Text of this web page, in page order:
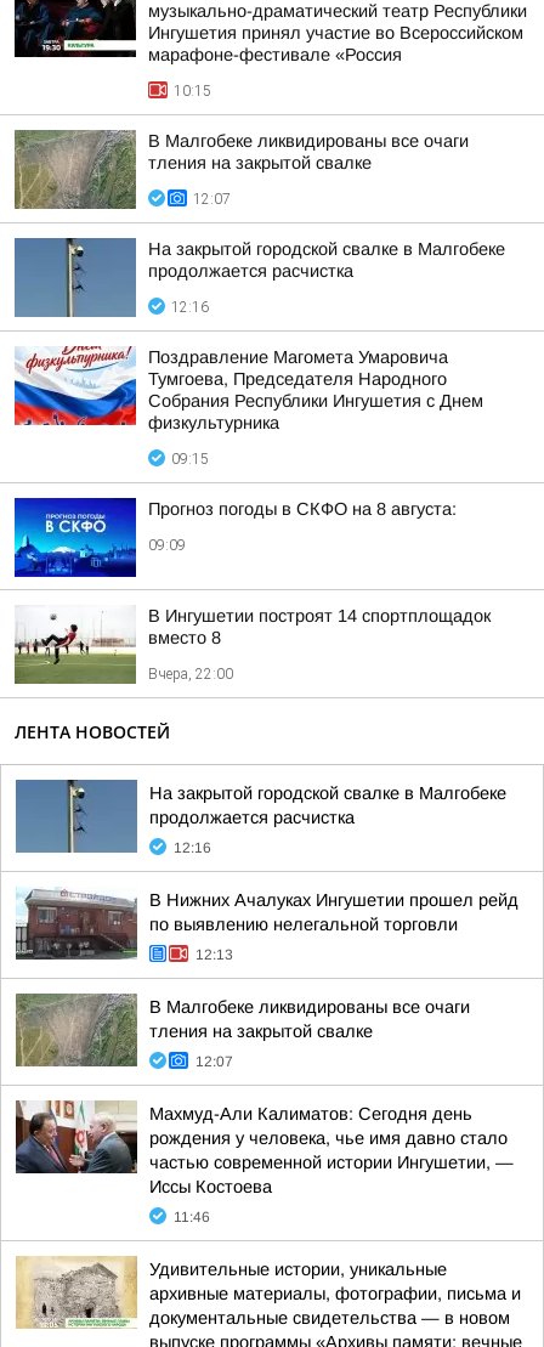
музыкально-драматический театр Республики
Ингушетия принял участие во Всероссийском
марафоне-фестивале «Россия
10:15
В Малгобеке ликвидированы все очаги
тления на закрытой свалке
12:07
На закрытой городской свалке в Малгобеке
продолжается расчистка
12:16
Поздравление Магомета Умаровича
Тумгоева, Председателя Народного
Собрания Республики Ингушетия с Днем
физкультурника
09:15
Прогноз погоды в СКФО на 8 августа:
09:09
В Ингушетии построят 14 спортплощадок
вместо 8
Вчера, 22:00
ЛЕНТА НОВОСТЕЙ
На закрытой городской свалке в Малгобеке
продолжается расчистка
12:16
В Нижних Ачалуках Ингушетии прошел рейд
по выявлению нелегальной торговли
12:13
В Малгобеке ликвидированы все очаги
тления на закрытой свалке
12:07
Махмуд-Али Калиматов: Сегодня день
рождения у человека, чье имя давно стало
частью современной истории Ингушетии, —
Иссы Костоева
11:46
Удивительные истории, уникальные
архивные материалы, фотографии, письма и
документальные свидетельства — в новом
выпуске программы «Архивы памяти: вечные